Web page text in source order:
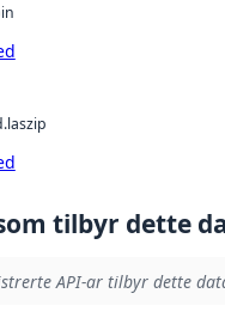
tilbyr dette
API-ar tilbyr dette